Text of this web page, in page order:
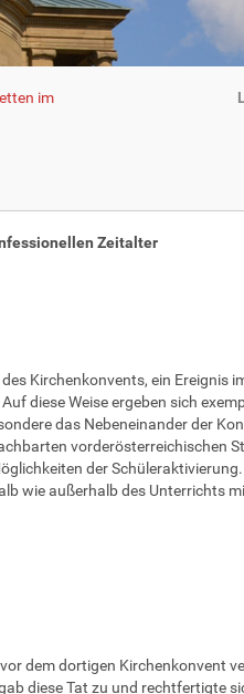
im
Zeitalter
Kirchenkonvents, ein Ereignis
diese Weise ergeben sich
das Nebeneinander der
vorderösterreichischen
der
wie außerhalb des Unterrichts
dem dortigen Kirchenkonvent
diese Tat zu und rechtfertigte